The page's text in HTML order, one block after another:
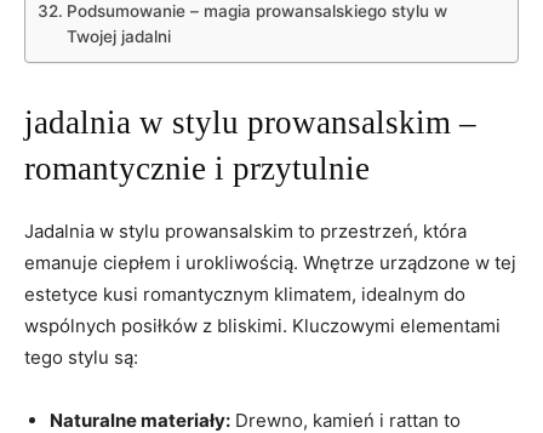
Podsumowanie⁤ – magia prowansalskiego stylu w
Twojej ⁢jadalni
jadalnia w stylu ‍prowansalskim –
romantycznie i przytulnie
Jadalnia w stylu prowansalskim‌ to⁣ przestrzeń, która
emanuje ciepłem i‌ urokliwością. Wnętrze ⁤urządzone w tej⁣
estetyce kusi romantycznym klimatem, idealnym ‍do
wspólnych ‌posiłków z bliskimi.⁢ Kluczowymi elementami
tego stylu⁣ są:
Naturalne materiały: Drewno, kamień i rattan⁢ to